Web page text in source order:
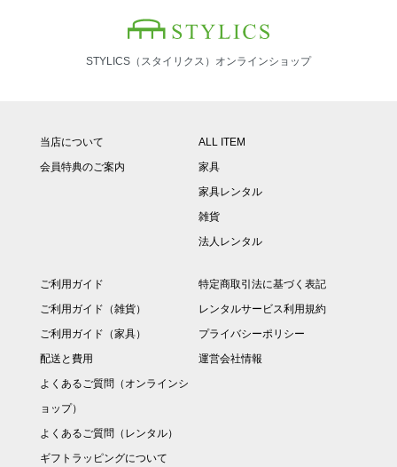
STYLICS（スタイリクス）オンラインショップ
当店について
会員特典のご案内
ALL ITEM
家具
家具レンタル
雑貨
法人レンタル
ご利用ガイド
ご利用ガイド（雑貨）
ご利用ガイド（家具）
配送と費用
よくあるご質問（オンラインシ
ョップ）
よくあるご質問（レンタル）
ギフトラッピングについて
特定商取引法に基づく表記
レンタルサービス利用規約
プライバシーポリシー
運営会社情報